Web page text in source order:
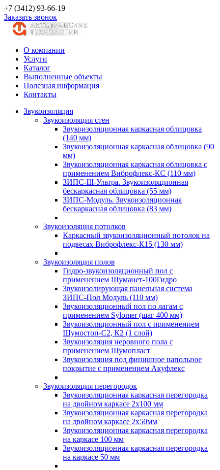
+7 (3412) 93-66-19
Заказать звонок
О компании
Услуги
Каталог
Выполненные объекты
Полезная информация
Контакты
Звукоизоляция
Звукоизоляция стен
Звукоизоляционная каркасная облицовка
(140 мм)
Звукоизоляционная каркасная облицовка (90
мм)
Звукоизоляционная каркасная облицовка с
применением Виброфлекс-КС (110 мм)
ЗИПС-III-Ультра. Звукоизоляционная
бескаркасная облицовка (55 мм)
ЗИПС-Модуль. Звукоизоляционная
бескаркасная облицовка (83 мм)
Звукоизоляция потолков
Каркасный звукоизоляционный потолок на
подвесах Виброфлекс-К15 (130 мм)
Звукоизоляция полов
Гидро-звукоизоляционный пол с
применением Шуманет-100Гидро
Звукоизолирующая панельная система
ЗИПС-Пол Модуль (110 мм)
Звукоизоляционный пол по лагам с
применением Sylomer (шаг 400 мм)
Звукоизоляционный пол с применением
Шумостоп-С2, К2 (1 слой)
Звукоизоляция неровного пола с
применением Шумопласт
Звукоизоляция под финишное напольное
покрытие с применением Акуфлекс
Звукоизоляция перегородок
Звукоизоляционная каркасная перегородка
на двойном каркасе 2х100 мм
Звукоизоляционная каркасная перегородка
на двойном каркасе 2х50мм
Звукоизоляционная каркасная перегородка
на каркасе 100 мм
Звукоизоляционная каркасная перегородка
на каркасе 50 мм